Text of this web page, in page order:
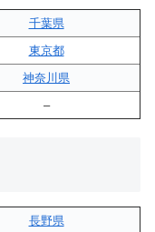
千葉県
東京都
神奈川県
–
長野県